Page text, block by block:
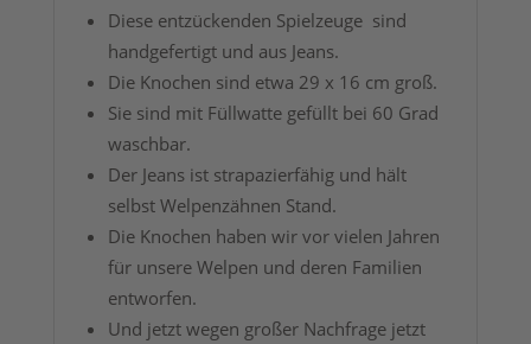
Diese entzückenden Spielzeuge sind
handgefertigt und aus Jeans.
Die Knochen sind etwa 29 x 16 cm groß.
Sie sind mit Füllwatte gefüllt bei 60 Grad
waschbar.
Der Jeans ist strapazierfähig und hält
selbst Welpenzähnen Stand.
Die Knochen haben wir vor vielen Jahren
für unsere Welpen und deren Familien
entworfen.
Und jetzt wegen großer Nachfrage jetzt